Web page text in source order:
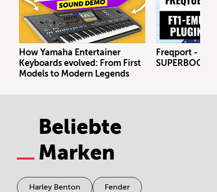
How Yamaha Entertainer
Keyboards evolved: From First
Models to Modern Legends
Freqport -
Beliebte
Marken
Harley Benton Fender